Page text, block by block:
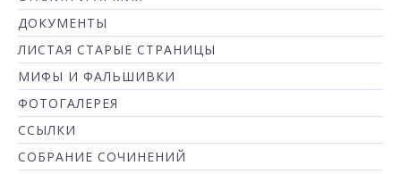
ДОКУМЕНТЫ
ЛИСТАЯ СТАРЫЕ СТРАНИЦЫ
МИФЫ И ФАЛЬШИВКИ
ФОТОГАЛЕРЕЯ
ССЫЛКИ
СОБРАНИЕ СОЧИНЕНИЙ